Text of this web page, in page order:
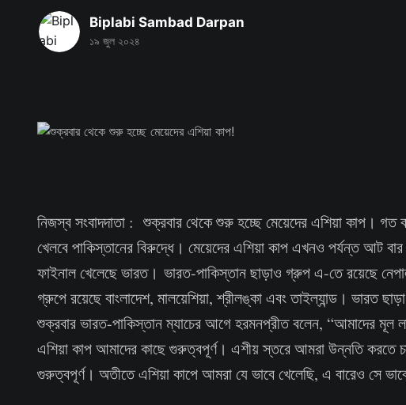
Biplabi Sambad Darpan
১৯ জুল ২০২৪
নিজস্ব সংবাদদাতা : শুক্রবার থেকে শুরু হচ্ছে মেয়েদের এশিয়া কাপ। গত
খেলবে পাকিস্তানের বিরুদ্ধে। মেয়েদের এশিয়া কাপ এখনও পর্যন্ত আট
ফাইনাল খেলেছে ভারত। ভারত-পাকিস্তান ছাড়াও গ্রুপ এ-তে রয়েছে
গ্রুপে রয়েছে বাংলাদেশ, মালয়েশিয়া, শ্রীলঙ্কা এবং তাইল্যান্ড। ভারত
শুক্রবার ভারত-পাকিস্তান ম্যাচের আগে হরমনপ্রীত বলেন, “আমাদের মূল
এশিয়া কাপ আমাদের কাছে গুরুত্বপূর্ণ। এশীয় স্তরে আমরা উন্নতি করতে
গুরুত্বপূর্ণ। অতীতে এশিয়া কাপে আমরা যে ভাবে খেলেছি, এ বারেও সে